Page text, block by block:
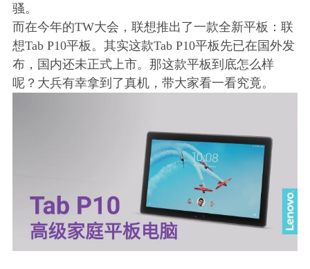
骚。
而在今年的TW大会，联想推出了一款全新平板：联
想Tab P10平板。其实这款Tab P10平板先已在国外发
布，国内还未正式上市。那这款平板到底怎么样
呢？大兵有幸拿到了真机，带大家看一看究竟。